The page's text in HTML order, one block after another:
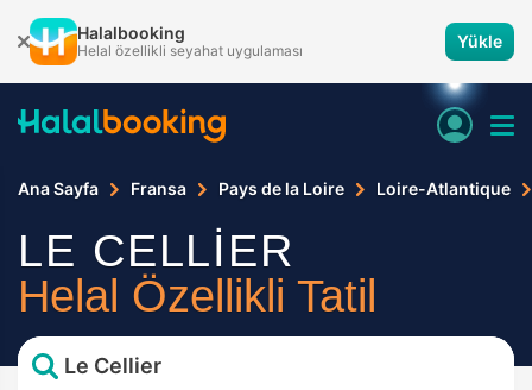
Halalbooking
Helal özellikli seyahat uygulaması Yükle
Ana Sayfa Fransa Pays de la Loire Loire-Atlantique
LE CELLİER
Helal Özellikli Tatil
Le Cellier